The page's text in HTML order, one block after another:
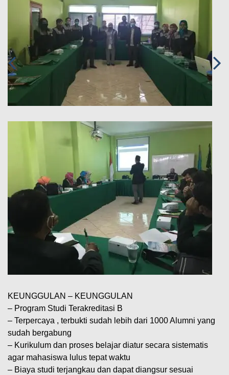
KEUNGGULAN – KEUNGGULAN
– Program Studi Terakreditasi B
– Terpercaya , terbukti sudah lebih dari 1000 Alumni yang
sudah bergabung
– Kurikulum dan proses belajar diatur secara sistematis
agar mahasiswa lulus tepat waktu
– Biaya studi terjangkau dan dapat diangsur sesuai